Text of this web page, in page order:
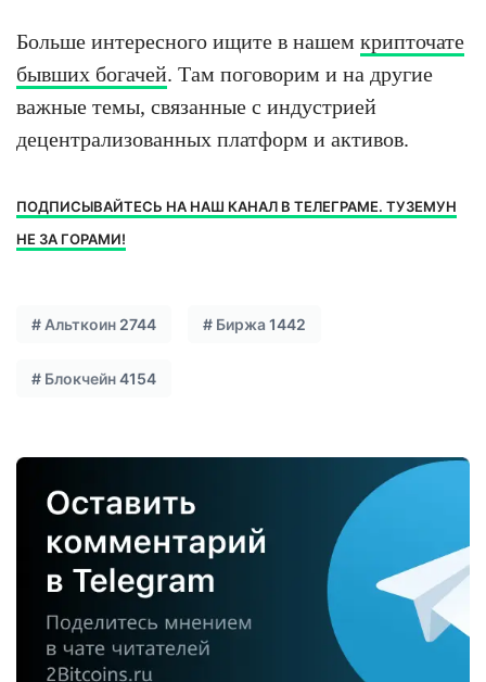
Больше интересного ищите в нашем крипточате
бывших богачей. Там поговорим и на другие
важные темы, связанные с индустрией
децентрализованных платформ и активов.
ПОДПИСЫВАЙТЕСЬ НА НАШ КАНАЛ В ТЕЛЕГРАМЕ. ТУЗЕМУН
НЕ ЗА ГОРАМИ!
# Альткоин 2744 # Биржа 1442
# Блокчейн4154